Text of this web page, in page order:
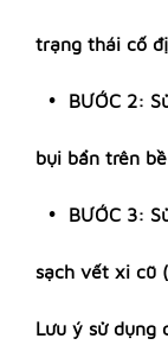
trạng thái cố
BƯỚC 2:
bụi bẩn trên
BƯỚC 3:
sạch vết xi cũ
Lưu ý sử dụng